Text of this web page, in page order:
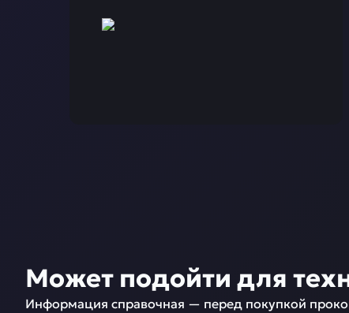
Может подойти для
Информация справочная — перед покупкой